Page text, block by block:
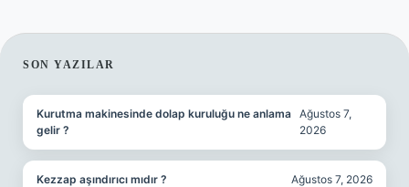
SIDEBAR
SON YAZILAR
Kurutma makinesinde dolap kuruluğu ne anlama
gelir ?
Ağustos 7,
2026
Kezzap aşındırıcı mıdır ? Ağustos 7, 2026